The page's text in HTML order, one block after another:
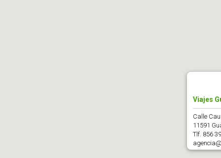
Viajes
Calle
11591
Tlf. 856